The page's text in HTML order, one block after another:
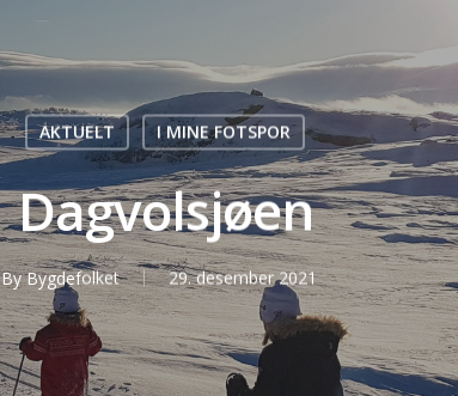
AKTUELT I MINE FOTSPOR
Dagvolsjøen
ByBygdefolket 29. desember 2021